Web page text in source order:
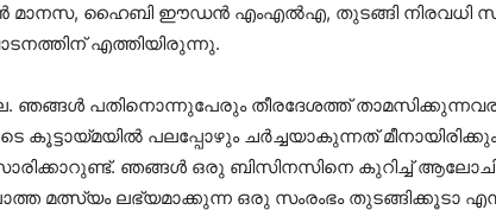
മാനസ, ഹൈബി ഈഡന്‍ എംഎല്‍എ, തുടങ്ങി നിരവധി
എത്തിയിരുന്നു.
ഞങ്ങള്‍ പതിനൊന്നുപേരും തീരദേശത്ത്
കൂട്ടായ്മയില്‍ പലപ്പോഴും ചര്‍ച്ചയാകുന്നത്
ഞങ്ങള്‍ ഒരു ബിസിനസിനെ കുറിച്ച്‌
മത്സ്യം ലഭ്യമാക്കുന്ന ഒരു സംരംഭം തുടങ്ങിക്കൂടാ